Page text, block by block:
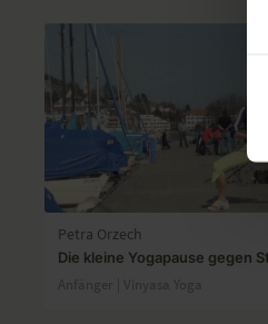
Petra Orzech
Die kleine Yogapause gegen
Anfänger | Vinyasa Yoga